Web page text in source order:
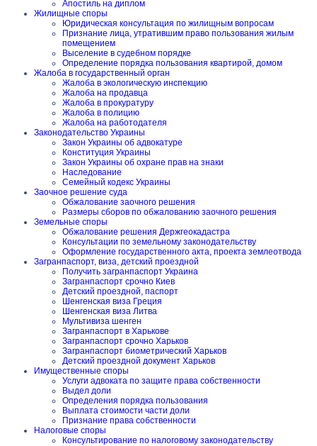
Апостиль на диплом
Жилищные споры
Юридическая консультация по жилищным вопросам
Признание лица, утратившим право пользования жилым
помещением
Выселение в судебном порядке
Определение порядка пользования квартирой, домом
Жалоба в государственный орган
Жалоба в экологическую инспекцию
Жалоба на продавца
Жалоба в прокуратуру
Жалоба в полицию
Жалоба на работодателя
Законодательство Украины
Закон Украины об адвокатуре
Конституция Украины
Закон Украины об охране прав на знаки
Наследование
Семейный кодекс Украины
Заочное решение суда
Обжалование заочного решения
Размеры сборов по обжалованию заочного решения
Земельные споры
Обжалование решения Держгеокадастра
Консультации по земельному законодательству
Оформление государственного акта, проекта землеотвода
Загранпаспорт, виза, детский проездной
Получить загранпаспорт Украина
Загранпаспорт срочно Киев
Детский проездной, паспорт
Шенгенская виза Греция
Шенгенская виза Литва
Мультивиза шенген
Загранпаспорт в Харькове
Загранпаспорт срочно Харьков
Загранпаспорт биометрический Харьков
Детский проездной документ Харьков
Имущественные споры
Услуги адвоката по защите права собственности
Выдел доли
Определения порядка пользования
Выплата стоимости части доли
Признание права собственности
Налоговые споры
Консультирование по налоговому законодательству